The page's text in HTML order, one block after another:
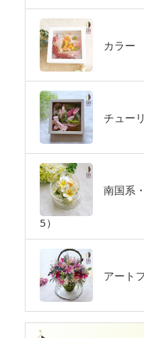
カラー
チュー
南国系
5）
アート